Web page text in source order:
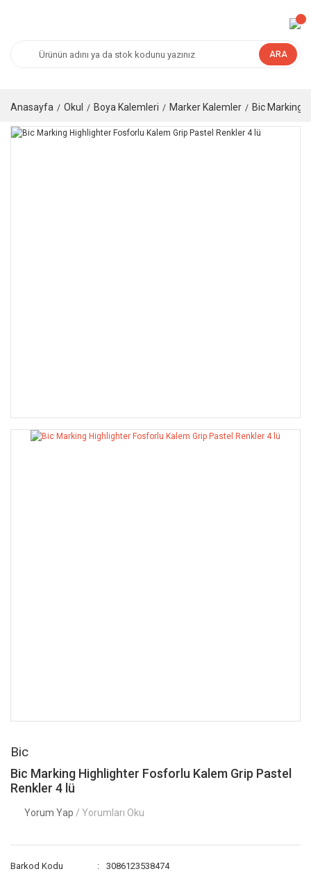
ARA
Anasayfa Okul Boya Kalemleri Marker Kalemler Bic Marking
Bic
Bic Marking Highlighter Fosforlu Kalem Grip Pastel
Renkler 4 lü
Yorum Yap / Yorumları Oku
Barkod Kodu
3086123538474